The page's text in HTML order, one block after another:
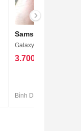
Samsung A35
Galaxy A35 - 128 GB -
3.700.000 đ
Bình Dương